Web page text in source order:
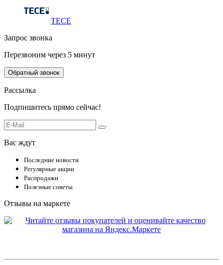
TECE
Запрос звонка
Перезвоним через 5 минут
Обратный звонок
Рассылка
Подпишитесь прямо сейчас!
Вас ждут
Последние новости
Регулярные акции
Распродажи
Полезные советы
Отзывы на маркете